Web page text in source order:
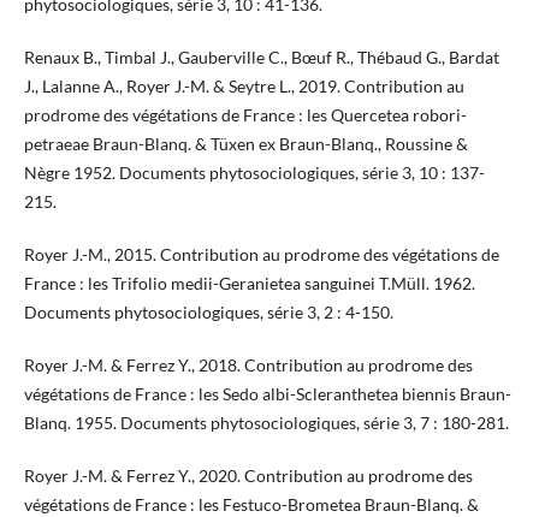
phytosociologiques, série 3, 10 : 41-136.
Renaux B., Timbal J., Gauberville C., Bœuf R., Thébaud G., Bardat
J., Lalanne A., Royer J.-M. & Seytre L., 2019. Contribution au
prodrome des végétations de France : les Quercetea robori-
petraeae Braun-Blanq. & Tüxen ex Braun-Blanq., Roussine &
Nègre 1952. Documents phytosociologiques, série 3, 10 : 137-
215.
Royer J.-M., 2015. Contribution au prodrome des végétations de
France : les Trifolio medii-Geranietea sanguinei T.Müll. 1962.
Documents phytosociologiques, série 3, 2 : 4-150.
Royer J.-M. & Ferrez Y., 2018. Contribution au prodrome des
végétations de France : les Sedo albi-Scleranthetea biennis Braun-
Blanq. 1955. Documents phytosociologiques, série 3, 7 : 180-281.
Royer J.-M. & Ferrez Y., 2020. Contribution au prodrome des
végétations de France : les Festuco-Brometea Braun-Blanq. &